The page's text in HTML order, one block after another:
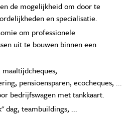
de mogelijkheid om door te
en specialisatie.
om professionele
uit te bouwen binnen een
pensioensparen, ecocheques, ...
bedrijfswagen met tankkaart.
dag, teambuildings, ...